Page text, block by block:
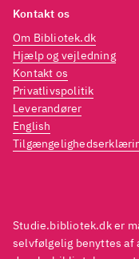
Studie.bibliotek.dk er
selvfølgelig benyttes af
Kontakt os
Om Bibliotek.dk
Hjælp og vejledning
Kontakt os
Privatlivspolitik
Leverandører
English